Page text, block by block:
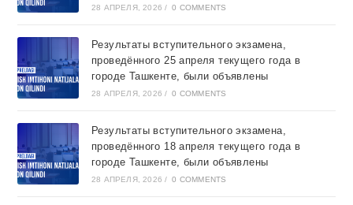
28 АПРЕЛЯ, 2026 / 0 COMMENTS
Результаты вступительного экзамена,
проведённого 25 апреля текущего года в
городе Ташкентe, были объявлены
28 АПРЕЛЯ, 2026 / 0 COMMENTS
Результаты вступительного экзамена,
проведённого 18 апреля текущего года в
городе Ташкентe, были объявлены
28 АПРЕЛЯ, 2026 / 0 COMMENTS